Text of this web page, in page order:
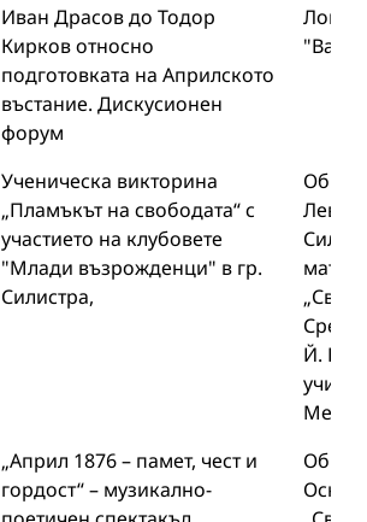
Иван Драсов до Тодор
Кирков относно
подготовката на Априлското
въстание. Дискусионен
форум
Ученическа викторина
„Пламъкът на свободата“ с
участието на клубовете
"Млади възрожденци" в гр.
Силистра,
„Св.
Й.
„Април 1876 – памет, чест и
гордост“ – музикално-